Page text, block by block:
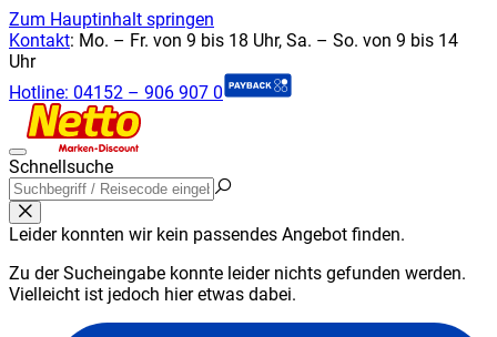
Zum Hauptinhalt springen
Kontakt: Mo. – Fr. von 9 bis 18 Uhr, Sa. – So. von 9 bis 14
Uhr
Hotline: 04152 – 906 907 0
Schnellsuche
Leider konnten wir kein passendes Angebot finden.
Zu der Sucheingabe konnte leider nichts gefunden werden.
Vielleicht ist jedoch hier etwas dabei.